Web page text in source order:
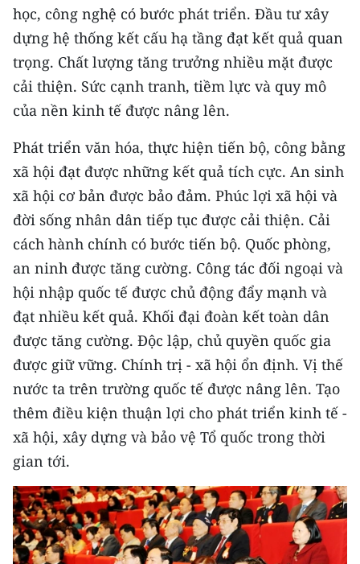
học, công nghệ có bước phát triển. Đầu tư xây
dựng hệ thống kết cấu hạ tầng đạt kết quả quan
trọng. Chất lượng tăng trưởng nhiều mặt được
cải thiện. Sức cạnh tranh, tiềm lực và quy mô
của nền kinh tế được nâng lên.
Phát triển văn hóa, thực hiện tiến bộ, công bằng
xã hội đạt được những kết quả tích cực. An sinh
xã hội cơ bản được bảo đảm. Phúc lợi xã hội và
đời sống nhân dân tiếp tục được cải thiện. Cải
cách hành chính có bước tiến bộ. Quốc phòng,
an ninh được tăng cường. Công tác đối ngoại và
hội nhập quốc tế được chủ động đẩy mạnh và
đạt nhiều kết quả. Khối đại đoàn kết toàn dân
được tăng cường. Độc lập, chủ quyền quốc gia
được giữ vững. Chính trị - xã hội ổn định. Vị thế
nước ta trên trường quốc tế được nâng lên. Tạo
thêm điều kiện thuận lợi cho phát triển kinh tế -
xã hội, xây dựng và bảo vệ Tổ quốc trong thời
gian tới.